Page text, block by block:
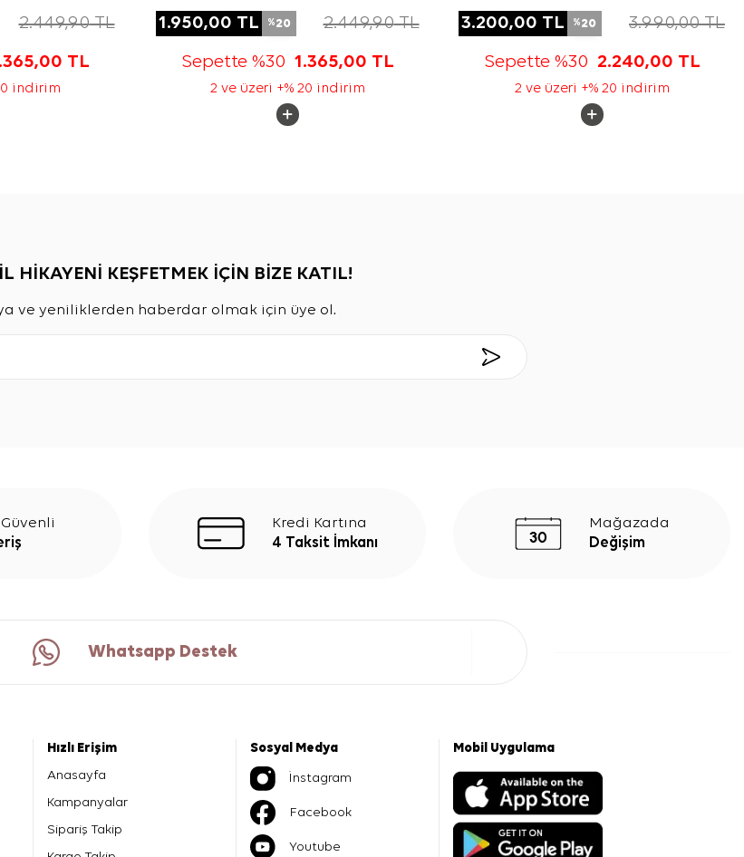
2.449,90TL
TL
indirim
1.950,00 TL %20 2.449,90TL
Sepette %30 1.365,00 TL
2 ve üzeri +% 20 indirim
3.200,00 TL %20 3.990,00TL
Sepette %30 2.240,00 TL
2 ve üzeri +% 20 indirim
HİKAYENİ KEŞFETMEK İÇİN BİZE KATIL!
ve yeniliklerden haberdar olmak için üye ol.
Güvenli
Kredi Kartına
4 Taksit İmkanı
Mağazada
Değişim
Whatsapp Destek
Hızlı Erişim
Anasayfa
Kampanyalar
Sipariş Takip
Sosyal Medya
İnstagram
Facebook
Youtube
Mobil Uygulama